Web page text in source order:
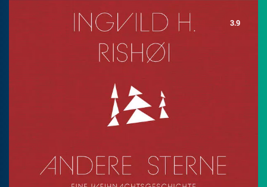
3.9